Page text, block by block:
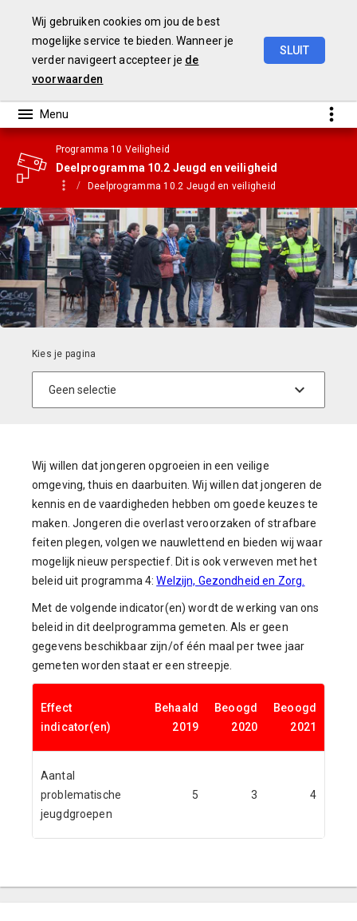
Programma 10 Veiligheid
Deelprogramma 10.2 Jeugd en veiligheid
Deelprogramma 10.2 Jeugd en veiligheid
Wij willen dat jongeren opgroeien in een veilige
omgeving, thuis en daarbuiten. Wij willen dat jongeren de
kennis en de vaardigheden hebben om goede keuzes te
maken. Jongeren die overlast veroorzaken of strafbare
feiten plegen, volgen we nauwlettend en bieden wij waar
mogelijk nieuw perspectief. Dit is ook verweven met het
beleid uit programma 4:Welzijn, Gezondheid en Zorg.
Met de volgende indicator(en) wordt de werking van ons
beleid in dit deelprogramma gemeten. Als er geen
gegevens beschikbaar zijn/of één maal per twee jaar
gemeten worden staat er een streepje.
Effect
indicator(en)
Behaald
2019
Beoogd
2020
Beoogd
2021
Aantal
problematische
jeugdgroepen
5 3 4
Wij gebruiken cookies om jou de best
mogelijke service te bieden. Wanneer je
verder navigeert accepteer je de
voorwaarden
SLUIT